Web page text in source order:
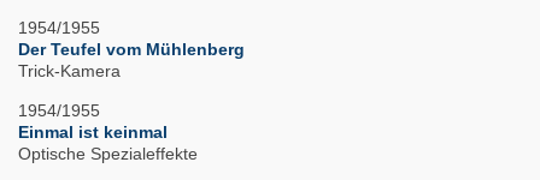
1954/1955
Der Teufel vom Mühlenberg
Trick-Kamera
1954/1955
Einmal ist keinmal
Optische Spezialeffekte